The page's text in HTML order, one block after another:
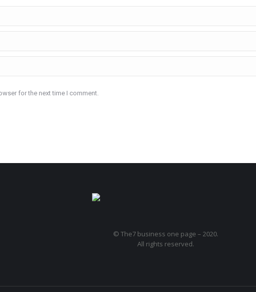
for the next time I comment.
© The7 business one page – 2020.
All rights reserved.